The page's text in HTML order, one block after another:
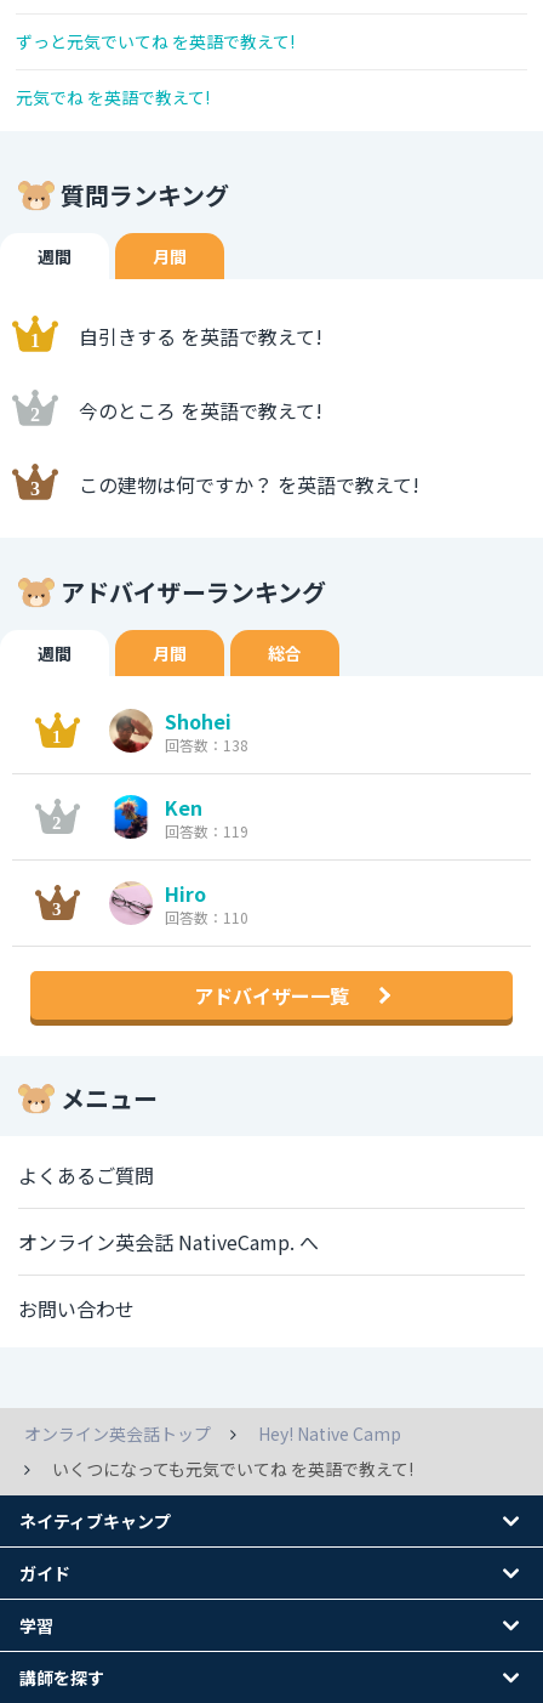
ずっと元気でいてね を英語で教えて!
元気でね を英語で教えて!
質問ランキング
週間 月間
自引きする を英語で教えて!
今のところ を英語で教えて!
この建物は何ですか？ を英語で教えて!
アドバイザーランキング
週間 月間 総合
Shohei
回答数：138
Ken
回答数：119
Hiro
回答数：110
アドバイザー一覧
メニュー
よくあるご質問
オンライン英会話 NativeCamp. へ
お問い合わせ
オンライン英会話トップ
Hey! Native Camp
いくつになっても元気でいてね を英語で教えて!
ネイティブキャンプ
ガイド
学習
講師を探す